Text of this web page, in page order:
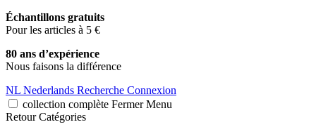
Échantillons gratuits
Pour les articles à 5 €
80 ans d’expérience
Nous faisons la différence
NL Nederlands Recherche Connexion
collection complète Fermer Menu
Retour Catégories